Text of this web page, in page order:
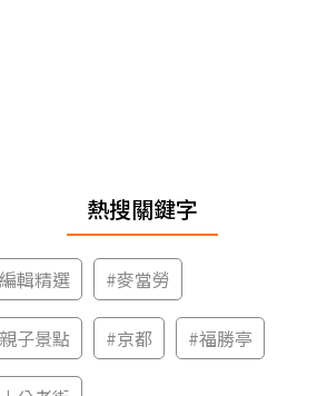
熱搜關鍵字
編輯精選 #麥當勞
親子景點 #京都 #福勝亭